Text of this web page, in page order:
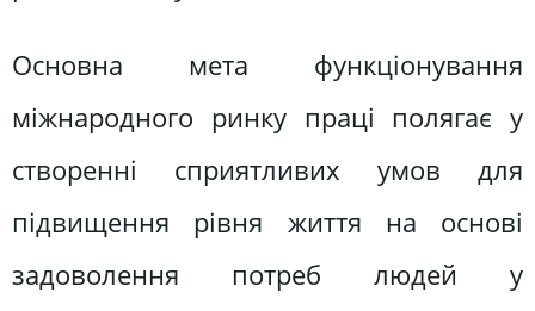
Основна мета функціонування
міжнародного ринку праці полягає у
створенні сприятливих умов для
підвищення рівня життя на основі
задоволення потреб людей у